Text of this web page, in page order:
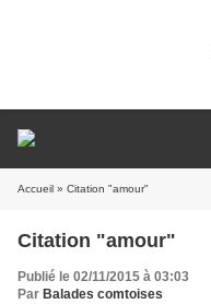
Accueil » Citation "amour"
Citation "amour"
Publié le 02/11/2015 à 03:03
Par Balades comtoises